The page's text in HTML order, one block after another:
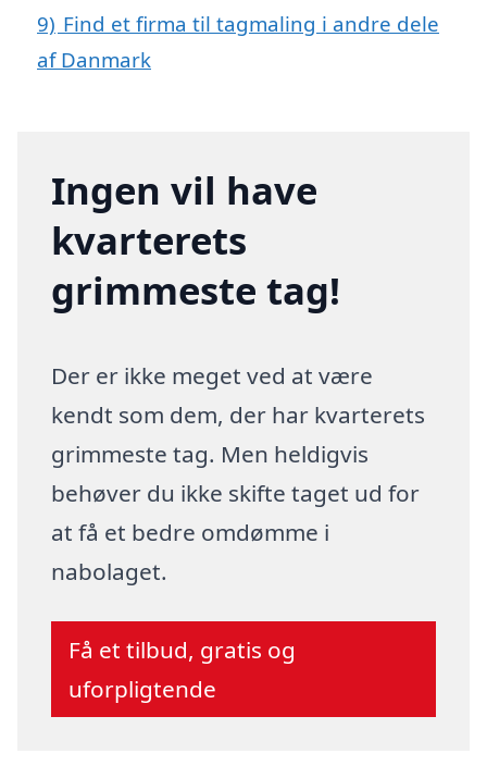
9) Find et firma til tagmaling i andre dele
af Danmark
Ingen vil have
kvarterets
grimmeste tag!
Der er ikke meget ved at være
kendt som dem, der har kvarterets
grimmeste tag. Men heldigvis
behøver du ikke skifte taget ud for
at få et bedre omdømme i
nabolaget.
Få et tilbud, gratis og
uforpligtende